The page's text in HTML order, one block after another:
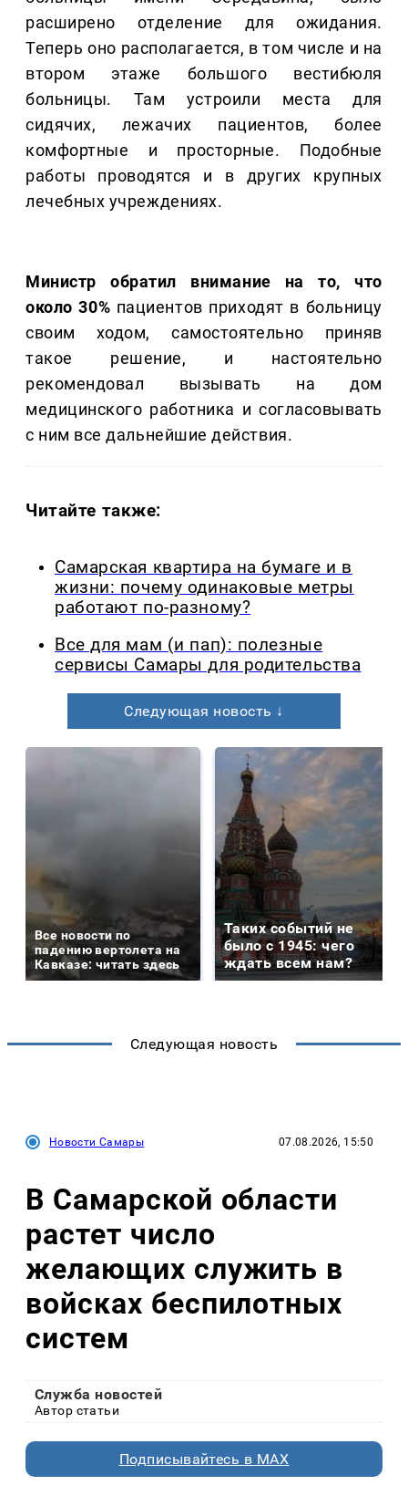
расширено отделение для ожидания.
Теперь оно располагается, в том числе и на
втором этаже большого вестибюля
больницы. Там устроили места для
сидячих, лежачих пациентов, более
комфортные и просторные. Подобные
работы проводятся и в других крупных
лечебных учреждениях.
Министр обратил внимание на то, что
около 30% пациентов приходят в больницу
своим ходом, самостоятельно приняв
такое решение, и настоятельно
рекомендовал вызывать на дом
медицинского работника и согласовывать
с ним все дальнейшие действия.
Читайте также:
Самарская квартира на бумаге и в
жизни: почему одинаковые метры
работают по-разному?
Все для мам (и пап): полезные
сервисы Самары для родительства
Следующая новость ↓
Все новости по
падению вертолета на
Кавказе: читать здесь
Таких событий не
было с 1945: чего
ждать всем нам?
Следующая новость
Новости Самары 07.08.2026, 15:50
В Самарской области
растет число
желающих служить в
войсках беспилотных
систем
Служба новостей
Автор статьи
Подписывайтесь в MAX